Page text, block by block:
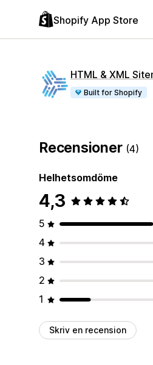
Shopify App Store
HTML & XML
Built for Shopify
Recensioner (4)
Helhetsomdöme
4,3
5
4
3
2
1
Skriv en recension